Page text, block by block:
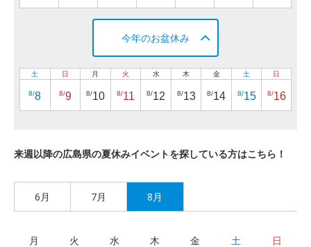
今年のお盆休み
土
8/8
日
8/9
月
8/10
火
8/11
水
8/12
木
8/13
金
8/14
土
8/15
日
8/16
来週以降の広島県の夏休みイベントを探している方はこちら！
6月 7月 8月
月 火 水 木 金 土 日